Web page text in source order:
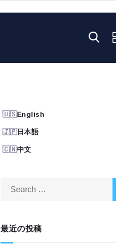
English
日本語
中文
最近の投稿